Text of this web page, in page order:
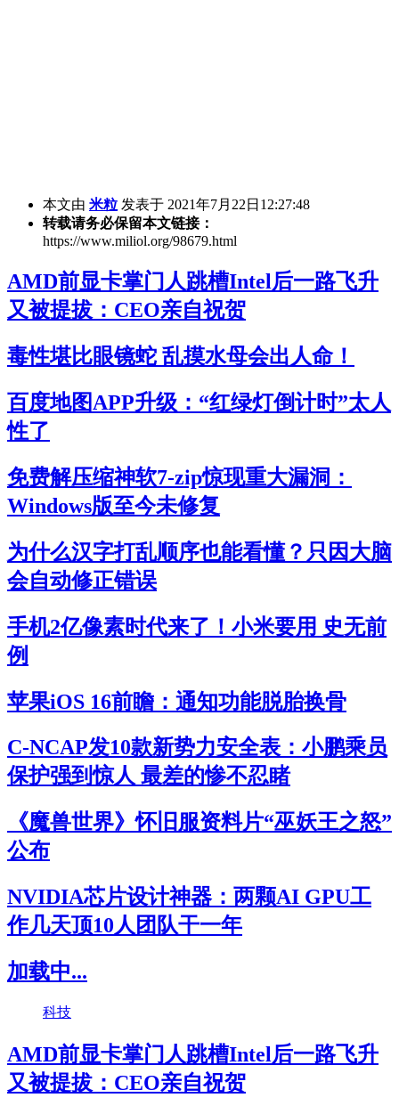
本文由 米粒 发表于 2021年7月22日12:27:48
转载请务必保留本文链接：
https://www.miliol.org/98679.html
AMD前显卡掌门人跳槽Intel后一路飞升
又被提拔：CEO亲自祝贺
毒性堪比眼镜蛇 乱摸水母会出人命！
百度地图APP升级：“红绿灯倒计时”太人
性了
免费解压缩神软7-zip惊现重大漏洞：
Windows版至今未修复
为什么汉字打乱顺序也能看懂？只因大脑
会自动修正错误
手机2亿像素时代来了！小米要用 史无前
例
苹果iOS 16前瞻：通知功能脱胎换骨
C-NCAP发10款新势力安全表：小鹏乘员
保护强到惊人 最差的惨不忍睹
《魔兽世界》怀旧服资料片“巫妖王之怒”
公布
NVIDIA芯片设计神器：两颗AI GPU工
作几天顶10人团队干一年
加载中...
科技
AMD前显卡掌门人跳槽Intel后一路飞升
又被提拔：CEO亲自祝贺